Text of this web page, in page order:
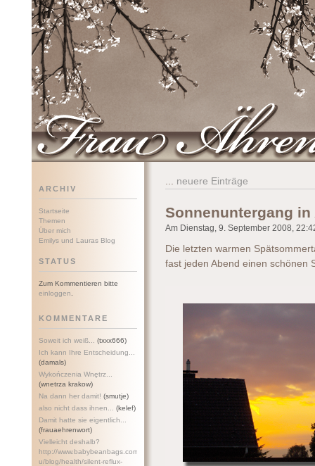
ARCHIV
Startseite
Themen
Über mich
Emilys und Lauras Blog
STATUS
Zum Kommentieren bitte
einloggen
KOMMENTARE
Soweit ich weiß...
(txxx666)
Ich kann Ihre Entscheidung...
(damals)
Wykończenia Wnętrz...
(wnetrza krakow)
Na dann her damit! (smutje)
also nicht dass ihnen...
(kelef)
Damit hatte sie eigentlich...
(frauaehrenwort)
Vielleicht deshalb?
http://www.babybeanbags.com.a
u/blog/health/silent-reflux-
... neuere Einträge
Sonnenuntergang in
Am Dienstag, 9. September 2008,
Die letzten warmen
fast jeden Abend einen schönen